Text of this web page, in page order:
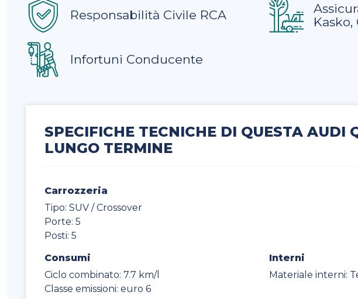
Responsabilità Civile RCA
Kasko,
Infortuni Conducente
SPECIFICHE TECNICHE DI QUESTA AUDI
LUNGO TERMINE
Carrozzeria
Tipo: SUV / Crossover
Porte: 5
Posti: 5
Consumi
Ciclo combinato: 7.7 km/l
Classe emissioni: euro 6
Interni
Materiale interni: